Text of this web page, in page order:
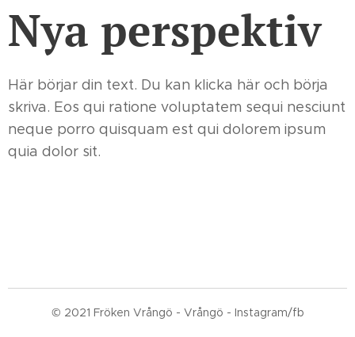
Nya perspektiv
Här börjar din text. Du kan klicka här och börja
skriva. Eos qui ratione voluptatem sequi nesciunt
neque porro quisquam est qui dolorem ipsum
quia dolor sit.
© 2021 Fröken Vrångö - Vrångö - Instagram/fb